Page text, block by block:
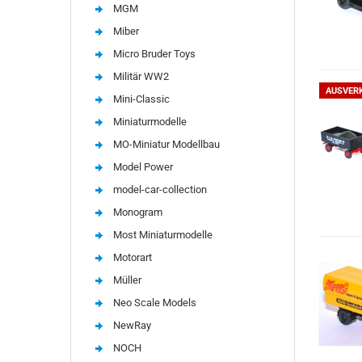
MGM
Miber
Micro Bruder Toys
Militär WW2
Mini-Classic
Miniaturmodelle
MO-Miniatur Modellbau
Model Power
model-car-collection
Monogram
Most Miniaturmodelle
Motorart
Müller
Neo Scale Models
NewRay
NOCH